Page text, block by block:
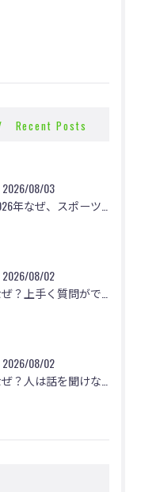
Recent Posts
2026/08/03
2026/08/02
2026/08/02